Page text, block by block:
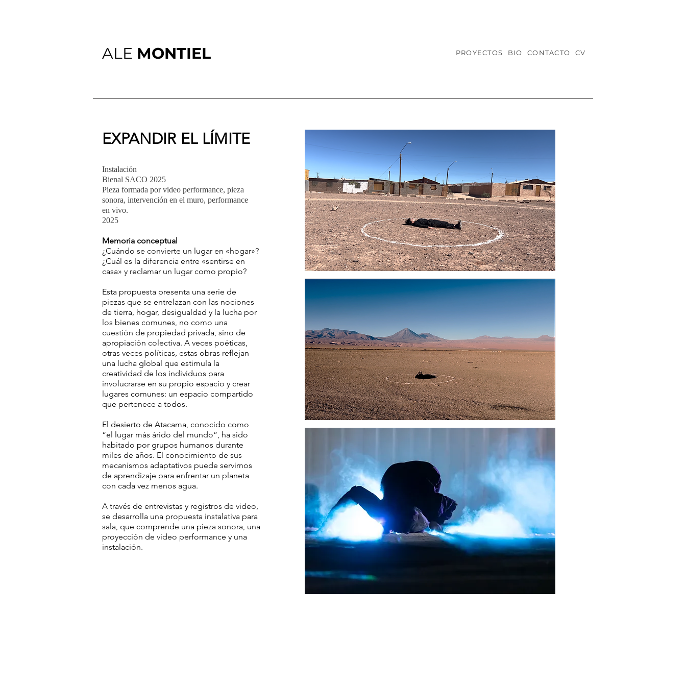
ALE MONTIEL PROYECTOS BIO CONTACTO CV
EXPANDIR EL LÍMITE
Instalación
Bienal SACO 2025
Pieza formada por video performance, pieza
sonora, intervención en el muro, performance
en vivo.
2025
Memoria conceptual
¿Cuándo se convierte un lugar en «hogar»?
¿Cuál es la diferencia entre «sentirse en
casa» y reclamar un lugar como propio?
Esta propuesta presenta una serie de
piezas que se entrelazan con las nociones
de tierra, hogar, desigualdad y la lucha por
los bienes comunes, no como una
cuestión de propiedad privada, sino de
apropiación colectiva. A veces poéticas,
otras veces políticas, estas obras reflejan
una lucha global que estimula la
creatividad de los individuos para
involucrarse en su propio espacio y crear
lugares comunes: un espacio compartido
que pertenece a todos.
El desierto de Atacama, conocido como
“el lugar más árido del mundo”, ha sido
habitado por grupos humanos durante
miles de años. El conocimiento de sus
mecanismos adaptativos puede servirnos
de aprendizaje para enfrentar un planeta
con cada vez menos agua.
A través de entrevistas y registros de video,
se desarrolla una propuesta instalativa para
sala, que comprende una pieza sonora, una
proyección de video performance y una
instalación.